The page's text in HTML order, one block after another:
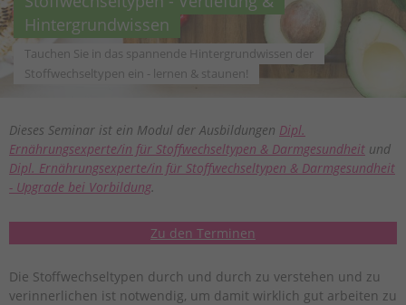
Hintergrundwissen
Tauchen Sie in das spannende Hintergrundwissen der
Stoffwechseltypen ein - lernen & staunen!
Dieses Seminar ist ein Modul der Ausbildungen Dipl.
Ernährungsexperte/in für Stoffwechseltypen & Darmgesundheit und
Dipl. Ernährungsexperte/in für Stoffwechseltypen & Darmgesundheit
- Upgrade bei Vorbildung.
Zu den Terminen
Die Stoffwechseltypen durch und durch zu verstehen und zu
verinnerlichen ist notwendig, um damit wirklich gut arbeiten zu